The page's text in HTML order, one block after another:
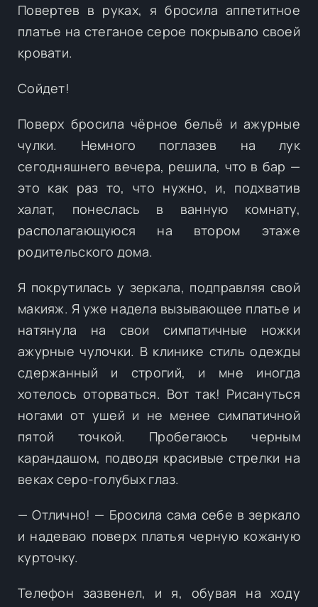
Повертев в руках, я бросила аппетитное
платье на стеганое серое покрывало своей
кровати.
Сойдет!
Поверх бросила чёрное бельё и ажурные
чулки. Немного поглазев на лук
сегодняшнего вечера, решила, что в бар —
это как раз то, что нужно, и, подхватив
халат, понеслась в ванную комнату,
располагающуюся на втором этаже
родительского дома.
Я покрутилась у зеркала, подправляя свой
макияж. Я уже надела вызывающее платье и
натянула на свои симпатичные ножки
ажурные чулочки. В клинике стиль одежды
сдержанный и строгий, и мне иногда
хотелось оторваться. Вот так! Рисануться
ногами от ушей и не менее симпатичной
пятой точкой. Пробегаюсь черным
карандашом, подводя красивые стрелки на
веках серо-голубых глаз.
— Отлично! — Бросила сама себе в зеркало
и надеваю поверх платья черную кожаную
курточку.
Телефон зазвенел, и я, обувая на ходу